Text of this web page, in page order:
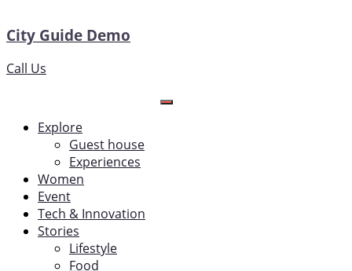
City Guide Demo
Call Us
Explore
Guest house
Experiences
Women
Event
Tech & Innovation
Stories
Lifestyle
Food